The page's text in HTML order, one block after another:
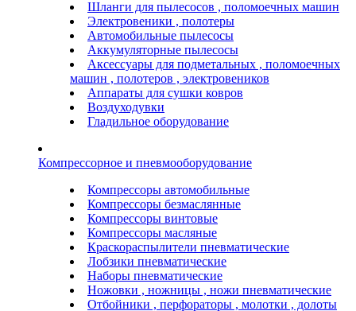
Шланги для пылесосов , поломоечных машин
Электровеники , полотеры
Автомобильные пылесосы
Аккумуляторные пылесосы
Аксессуары для подметальных , поломоечных
машин , полотеров , электровеников
Аппараты для сушки ковров
Воздуходувки
Гладильное оборудование
Компрессорное и пневмооборудование
Компрессоры автомобильные
Компрессоры безмаслянные
Компрессоры винтовые
Компрессоры масляные
Краскораспылители пневматические
Лобзики пневматические
Наборы пневматические
Ножовки , ножницы , ножи пневматические
Отбойники , перфораторы , молотки , долоты